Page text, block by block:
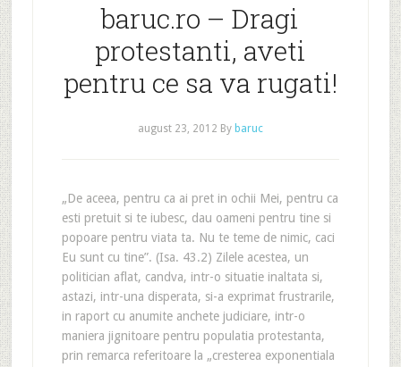
baruc.ro – Dragi
protestanti, aveti
pentru ce sa va rugati!
august 23, 2012 By baruc
„De aceea, pentru ca ai pret in ochii Mei, pentru ca
esti pretuit si te iubesc, dau oameni pentru tine si
popoare pentru viata ta. Nu te teme de nimic, caci
Eu sunt cu tine”. (Isa. 43.2) Zilele acestea, un
politician aflat, candva, intr-o situatie inaltata si,
astazi, intr-una disperata, si-a exprimat frustrarile,
in raport cu anumite anchete judiciare, intr-o
maniera jignitoare pentru populatia protestanta,
prin remarca referitoare la „cresterea exponentiala